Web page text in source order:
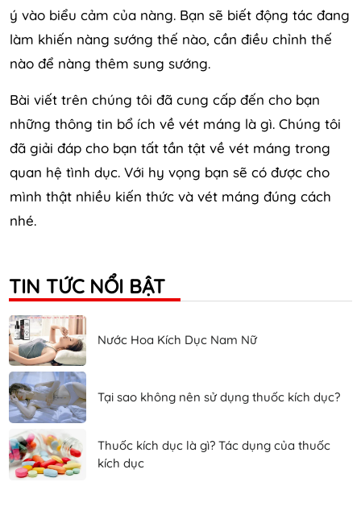
ý vào biểu cảm của nàng. Bạn sẽ biết động tác đang
làm khiến nàng sướng thế nào, cần điều chỉnh thế
nào để nàng thêm sung sướng.
Bài viết trên chúng tôi đã cung cấp đến cho bạn
những thông tin bổ ích về vét máng là gì. Chúng tôi
đã giải đáp cho bạn tất tần tật về vét máng trong
quan hệ tình dục. Với hy vọng bạn sẽ có được cho
mình thật nhiều kiến thức và vét máng đúng cách
nhé.
TIN TỨC NỔI BẬT
Nước Hoa Kích Dục Nam Nữ
Tại sao không nên sử dụng thuốc kích dục?
Thuốc kích dục là gì? Tác dụng của thuốc
kích dục